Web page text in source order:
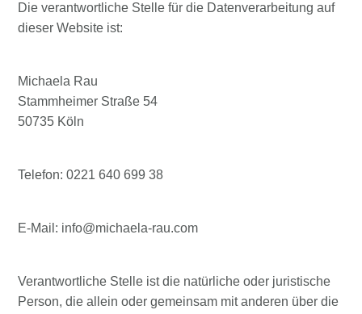
Die verantwortliche Stelle für die Datenverarbeitung auf
dieser Website ist:
Michaela Rau
Stammheimer Straße 54
50735 Köln
Telefon: 0221 640 699 38
E-Mail: info@michaela-rau.com
Verantwortliche Stelle ist die natürliche oder juristische
Person, die allein oder gemeinsam mit anderen über die